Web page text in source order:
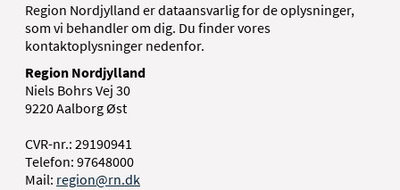
Region Nordjylland er dataansvarlig for de oplysninger,
som vi behandler om dig. Du finder vores
kontaktoplysninger nedenfor.
Region Nordjylland
Niels Bohrs Vej 30
9220 Aalborg Øst
CVR-nr.: 29190941
Telefon: 97648000
Mail: region@rn.dk